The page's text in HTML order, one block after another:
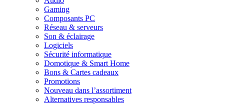
Gaming
Composants PC
Réseau & serveurs
Son & éclairage
Logiciels
Sécurité informatique
Domotique & Smart Home
Bons & Cartes cadeaux
Promotions
Nouveau dans l’assortiment
Alternatives responsables